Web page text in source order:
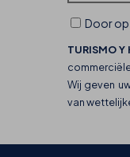
Door op
TURISMO Y
Wij geven
van